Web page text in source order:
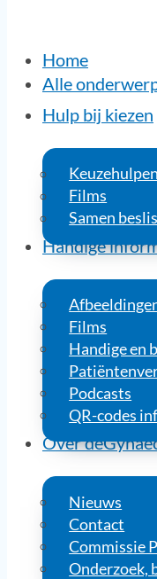
Home
Alle
Hulp bij kiezen
Keuzehulpen
Films
Samen
Handige
Films
Handige en
Podcasts
QR-codes
Over
Nieuws
Contact
Commissie
Onderzoek,